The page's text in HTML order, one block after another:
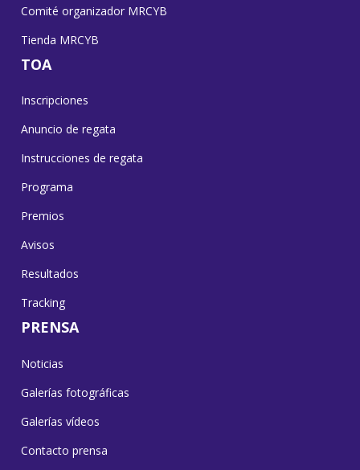
Comité organizador MRCYB
Tienda MRCYB
TOA
Inscripciones
Anuncio de regata
Instrucciones de regata
Programa
Premios
Avisos
Resultados
Tracking
PRENSA
Noticias
Galerías fotográficas
Galerías vídeos
Contacto prensa